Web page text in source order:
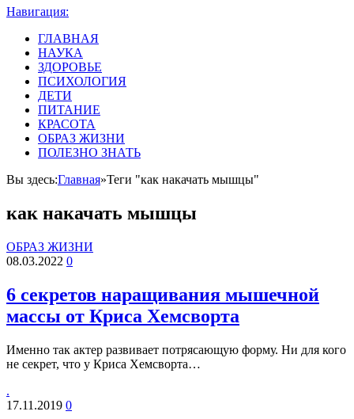
Навигация:
ГЛАВНАЯ
НАУКА
ЗДОРОВЬЕ
ПСИХОЛОГИЯ
ДЕТИ
ПИТАНИЕ
КРАСОТА
ОБРАЗ ЖИЗНИ
ПОЛЕЗНО ЗНАТЬ
Вы здесь:Главная»Теги "как накачать мышцы"
как накачать мышцы
ОБРАЗ ЖИЗНИ
08.03.2022 0
6 секретов наращивания мышечной
массы от Криса Хемсворта
Именно так актер развивает потрясающую форму. Ни для кого
не секрет, что у Криса Хемсворта…
.
17.11.2019 0